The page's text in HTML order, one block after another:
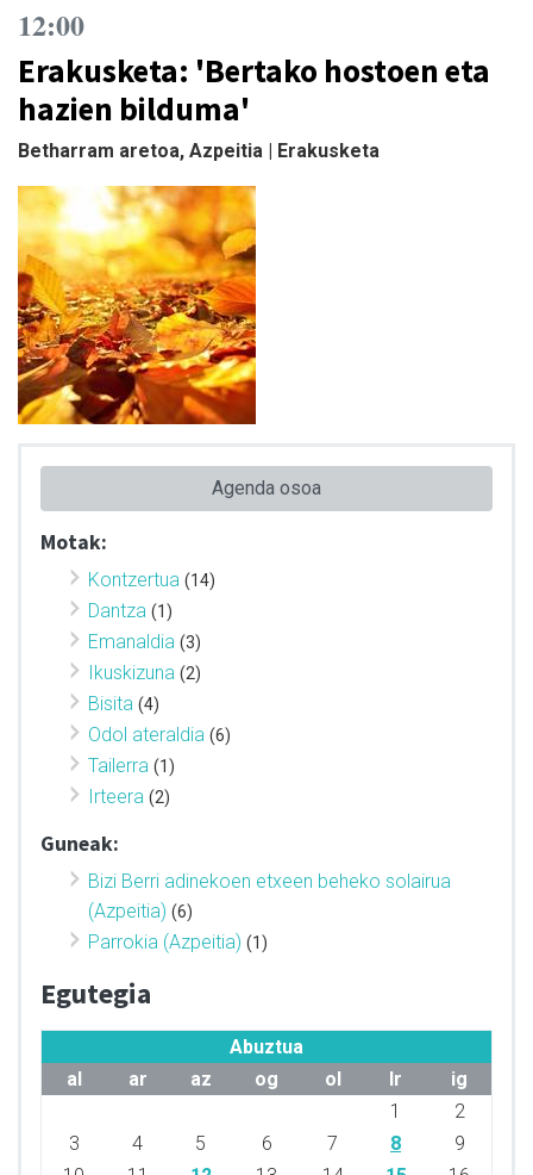
12:00
Erakusketa: 'Bertako hostoen eta
hazien bilduma'
Betharram aretoa, Azpeitia | Erakusketa
Agenda osoa
Motak:
Kontzertua (14)
Dantza (1)
Emanaldia (3)
Ikuskizuna (2)
Bisita (4)
Odol ateraldia (6)
Tailerra (1)
Irteera (2)
Guneak:
Bizi Berri adinekoen etxeen beheko solairua
(Azpeitia) (6)
Parrokia (Azpeitia) (1)
Egutegia
Abuztua
al
ar az og ol lr
ig
1
2
3
4 5 6 7 8
9